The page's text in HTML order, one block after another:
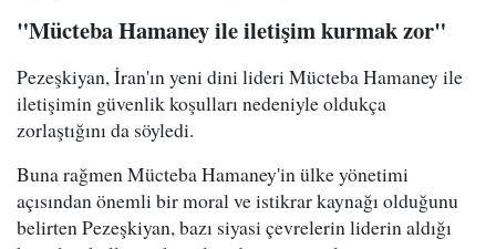
"Mücteba Hamaney ile iletişim kurmak zor"
Pezeşkiyan, İran'ın yeni dini lideri Mücteba Hamaney ile
iletişimin güvenlik koşulları nedeniyle oldukça
zorlaştığını da söyledi.
Buna rağmen Mücteba Hamaney'in ülke yönetimi
açısından önemli bir moral ve istikrar kaynağı olduğunu
belirten Pezeşkiyan, bazı siyasi çevrelerin liderin aldığı